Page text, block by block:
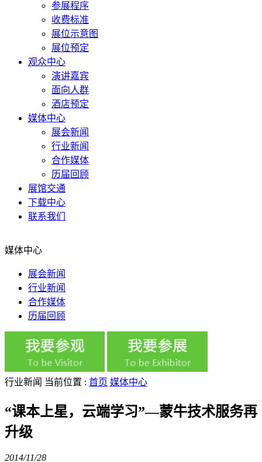
参展程序
收费标准
展位示意图
展位预定
观众中心
演讲嘉宾
面向人群
酒店预定
媒体中心
展会新闻
行业新闻
合作媒体
历届回顾
展馆交通
下载中心
联系我们
媒体中心
展会新闻
行业新闻
合作媒体
历届回顾
行业新闻 当前位置 : 首页 媒体中心
“课本上星，云端学习”—蒙牛技术服务再
升级
2014/11/28